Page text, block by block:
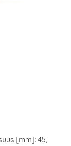
[mm]: 45,